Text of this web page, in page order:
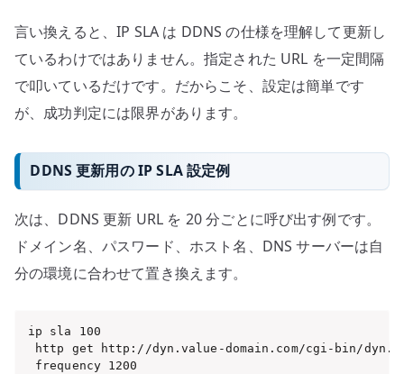
言い換えると、IP SLA は DDNS の仕様を理解して更新し
ているわけではありません。指定された URL を一定間隔
で叩いているだけです。だからこそ、設定は簡単です
が、成功判定には限界があります。
DDNS 更新用の IP SLA 設定例
次は、DDNS 更新 URL を 20 分ごとに呼び出す例です。
ドメイン名、パスワード、ホスト名、DNS サーバーは自
分の環境に合わせて置き換えます。
ip sla 100
http get http://dyn.value-domain.com/cgi-bin/
frequency 1200